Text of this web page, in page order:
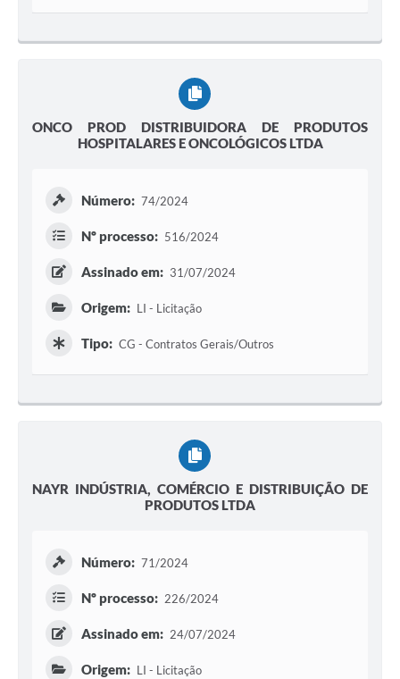
ONCO PROD DISTRIBUIDORA DE PRODUTOS
HOSPITALARES E ONCOLÓGICOS LTDA
Número: 74/2024
Nº processo: 516/2024
Assinado em: 31/07/2024
Origem: LI - Licitação
Tipo: CG - Contratos Gerais/Outros
NAYR INDÚSTRIA, COMÉRCIO E DISTRIBUIÇÃO DE
PRODUTOS LTDA
Número: 71/2024
Nº processo: 226/2024
Assinado em: 24/07/2024
Origem: LI - Licitação